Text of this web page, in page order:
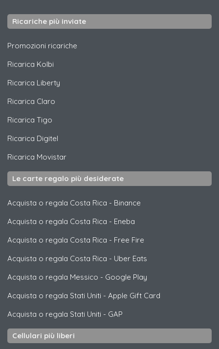
Ricariche più inviate
Promozioni ricariche
Ricarica Kolbi
Ricarica Liberty
Ricarica Claro
Ricarica Tigo
Ricarica Digitel
Ricarica Movistar
Le carte regalo più desiderate
Acquista o regala Costa Rica - Binance
Acquista o regala Costa Rica - Eneba
Acquista o regala Costa Rica - Free Fire
Acquista o regala Costa Rica - Uber Eats
Acquista o regala Messico - Google Play
Acquista o regala Stati Uniti - Apple Gift Card
Acquista o regala Stati Uniti - GAP
Cellulari più liberi